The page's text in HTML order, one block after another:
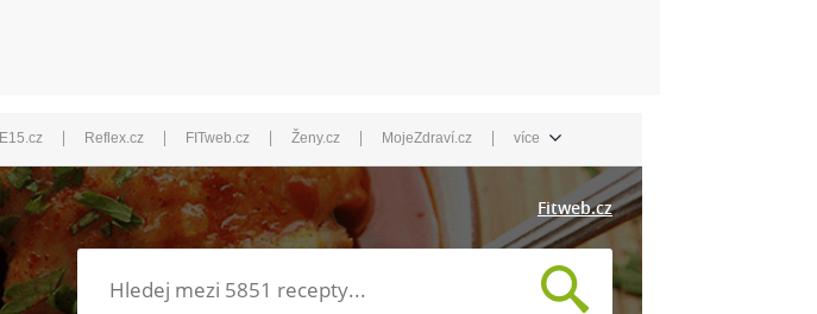
E15.cz | Reflex.cz | FITweb.cz | Ženy.cz | MojeZdraví.cz | více
Fitweb.cz